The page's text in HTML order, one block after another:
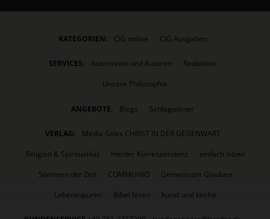
KATEGORIEN: CIG online CIG Ausgaben
SERVICES: Autorinnen und Autoren
Redaktion
Unsere Philosophie
ANGEBOTE: Blogs Schlagwörter
VERLAG:
Media Sales CHRIST IN DER GEGENWART
Religion & Spiritualität
Herder Korrespondenz
einfach leben
Stimmen der Zeit
COMMUNIO
Gemeinsam Glauben
Lebensspuren
Bibel lesen kunst und kirche